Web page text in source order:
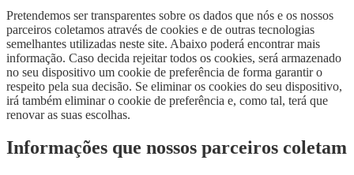
Pretendemos ser transparentes sobre os dados que nós e os nossos
parceiros coletamos através de cookies e de outras tecnologias
semelhantes utilizadas neste site. Abaixo poderá encontrar mais
informação. Caso decida rejeitar todos os cookies, será armazenado
no seu dispositivo um cookie de preferência de forma garantir o
respeito pela sua decisão. Se eliminar os cookies do seu dispositivo,
irá também eliminar o cookie de preferência e, como tal, terá que
renovar as suas escolhas.
Informações que nossos parceiros coletam